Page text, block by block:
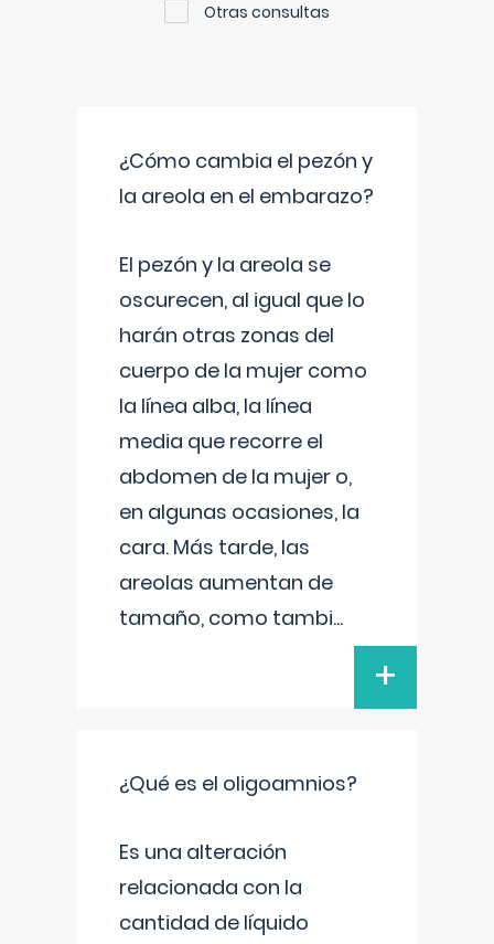
Otras consultas
¿Cómo cambia el pezón y
la areola en el embarazo?
El pezón y la areola se
oscurecen, al igual que lo
harán otras zonas del
cuerpo de la mujer como
la línea alba, la línea
media que recorre el
abdomen de la mujer o,
en algunas ocasiones, la
cara. Más tarde, las
areolas aumentan de
tamaño, como tambi...
+
¿Qué es el oligoamnios?
Es una alteración
relacionada con la
cantidad de líquido